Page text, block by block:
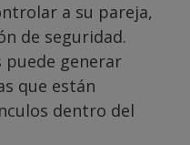
a su pareja,
de seguridad.
puede generar
que están
dentro del